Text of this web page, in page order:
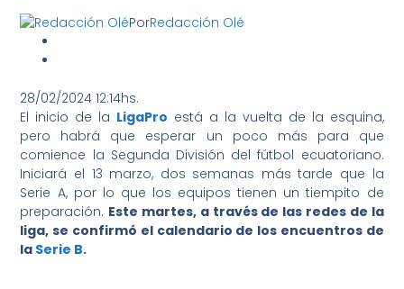
PorRedacción Olé
28/02/2024 12:14hs.
El inicio de la LigaPro está a la vuelta de la esquina,
pero habrá que esperar un poco más para que
comience la Segunda División del fútbol ecuatoriano.
Iniciará el 13 marzo, dos semanas más tarde que la
Serie A, por lo que los equipos tienen un tiempito de
preparación. Este martes, a través de las redes de la
liga, se confirmó el calendario de los encuentros de
la Serie B.